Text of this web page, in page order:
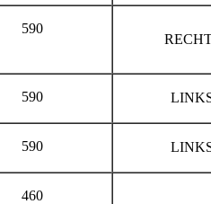
590
590
590
460